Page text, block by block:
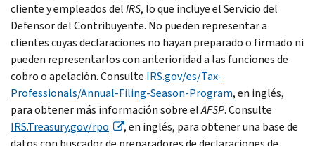
cliente y empleados delIRS, lo que incluye el Servicio del
Defensor del Contribuyente. No pueden representar a
clientes cuyas declaraciones no hayan preparado o firmado ni
pueden representarlos con anterioridad a las funciones de
cobro o apelación. Consulte IRS.gov/es/Tax-
Professionals/Annual-Filing-Season-Program, en inglés,
para obtener más información sobre elAFSP. Consulte
IRS.Treasury.gov/rpo
, en inglés, para obtener una base de